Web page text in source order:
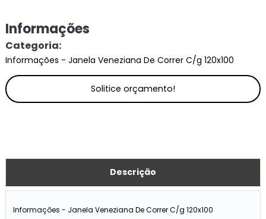
Informações
Categoria:
Informações - Janela Veneziana De Correr C/g 120x100
Solitice orçamento!
Descrição
Informações - Janela Veneziana De Correr C/g 120x100